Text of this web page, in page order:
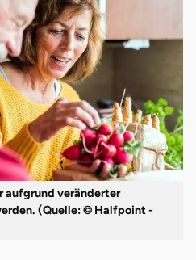
aufgrund veränderter
(Quelle: © Halfpoint -